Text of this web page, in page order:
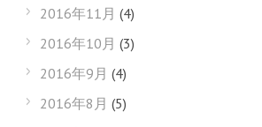
2016年11月 (4)
2016年10月 (3)
2016年9月 (4)
2016年8月 (5)